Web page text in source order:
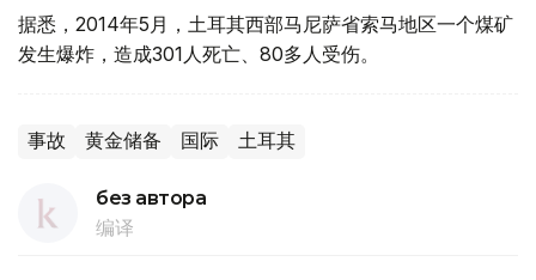
据悉，2014年5月，土耳其西部马尼萨省索马地区一个煤矿
发生爆炸，造成301人死亡、80多人受伤。
事故 黄金储备 国际 土耳其
без автора
编译